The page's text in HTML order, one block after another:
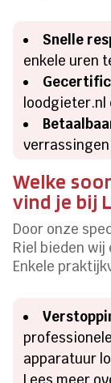
Snelle
enkele uren
Welke
vind je bij
Door onze
Riel bieden
Enkele
apparatuur